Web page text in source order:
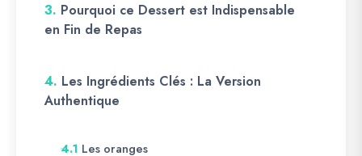
3. Pourquoi ce Dessert est Indispensable
en Fin de Repas
4. Les Ingrédients Clés : La Version
Authentique
4.1 Les oranges